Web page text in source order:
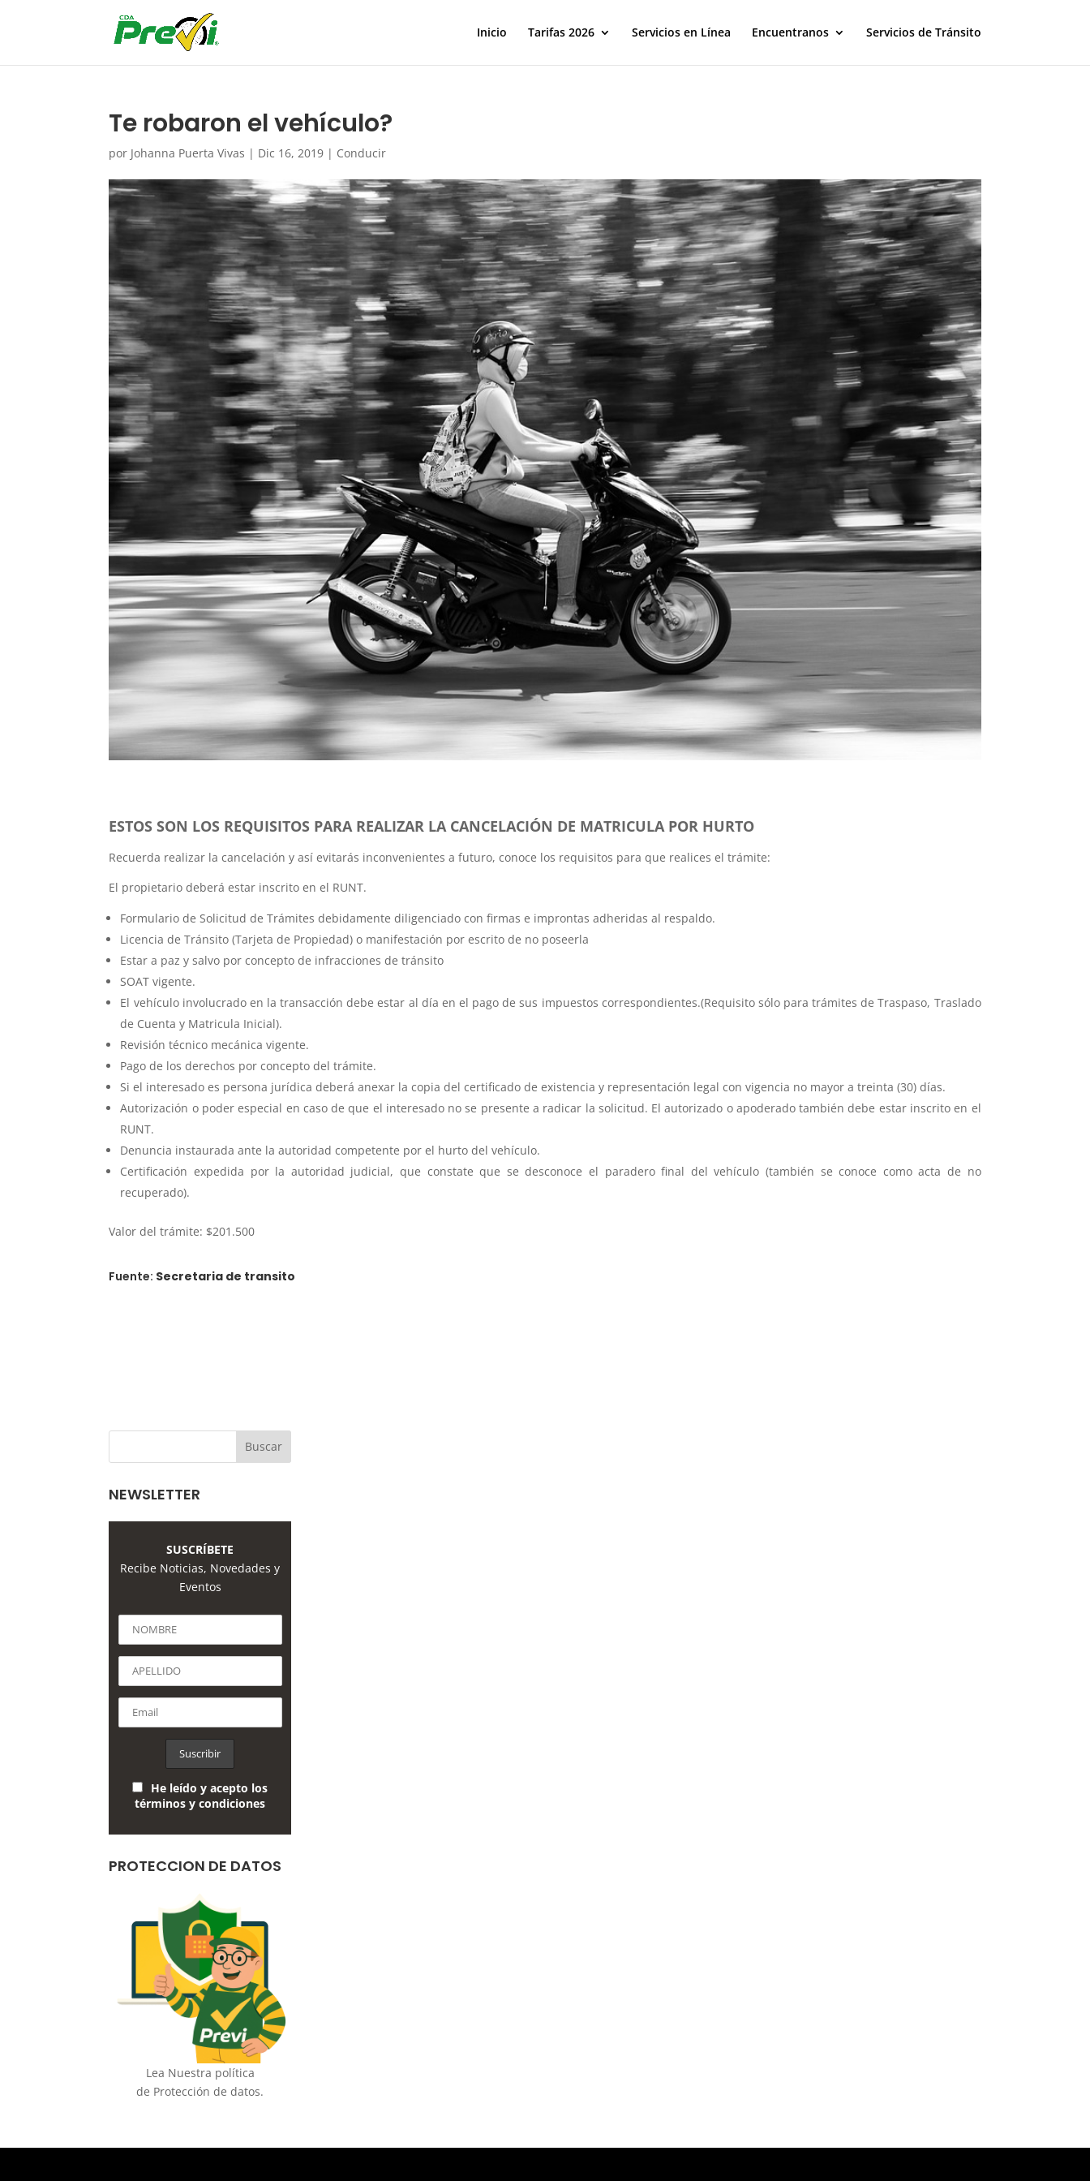
Inicio Tarifas 2026 Servicios en Línea Encuentranos Servicios de Tránsito
Te robaron el vehículo?
por Johanna Puerta Vivas | Dic 16, 2019 | Conducir
ESTOS SON LOS REQUISITOS PARA REALIZAR LA CANCELACIÓN DE MATRICULA POR HURTO
Recuerda realizar la cancelación y así evitarás inconvenientes a futuro, conoce los requisitos para que realices el trámite:
El propietario deberá estar inscrito en el RUNT.
Formulario de Solicitud de Trámites debidamente diligenciado con firmas e improntas adheridas al respaldo.
Licencia de Tránsito (Tarjeta de Propiedad) o manifestación por escrito de no poseerla
Estar a paz y salvo por concepto de infracciones de tránsito
SOAT vigente.
El vehículo involucrado en la transacción debe estar al día en el pago de sus impuestos correspondientes.(Requisito sólo para trámites de Traspaso, Traslado
de Cuenta y Matricula Inicial).
Revisión técnico mecánica vigente.
Pago de los derechos por concepto del trámite.
Si el interesado es persona jurídica deberá anexar la copia del certificado de existencia y representación legal con vigencia no mayor a treinta (30) días.
Autorización o poder especial en caso de que el interesado no se presente a radicar la solicitud. El autorizado o apoderado también debe estar inscrito en el
RUNT.
Denuncia instaurada ante la autoridad competente por el hurto del vehículo.
Certificación expedida por la autoridad judicial, que constate que se desconoce el paradero final del vehículo (también se conoce como acta de no
recuperado).
Valor del trámite: $201.500
Fuente: Secretaria de transito
NEWSLETTER
SUSCRÍBETE
Recibe Noticias, Novedades y
Eventos
He leído y acepto los
términos y condiciones
PROTECCION DE DATOS
Lea Nuestra política
de Protección de datos.